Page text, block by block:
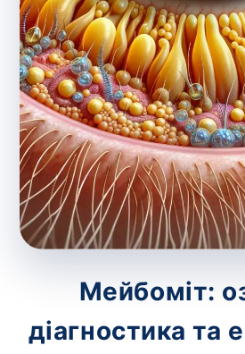
Мейбоміт:
діагностика та
Всього:
Попередній запис на
потрібний. Виняток
зіскрібки. Взяття
виконує лікар – необхідий
Аналіз